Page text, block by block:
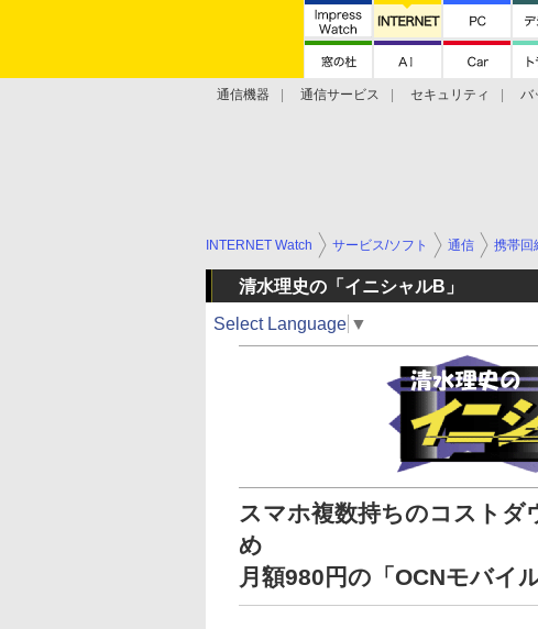
通信機器 通信サービス セキュリティ バ
INTERNET Watch サービス/ソフト 通信 携帯回
清水理史の「イニシャルB」
Select Language ▼
スマホ複数持ちのコストダ
め
月額980円の「OCNモバイ